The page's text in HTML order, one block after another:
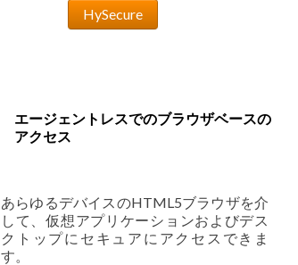
HySecure
エージェントレスでのブラウザベースの
アクセス
あらゆるデバイスのHTML5ブラウザを介
して、仮想アプリケーションおよびデス
クトップにセキュアにアクセスできま
す。